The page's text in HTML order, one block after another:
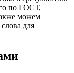
по ГОСТ,
можем
для